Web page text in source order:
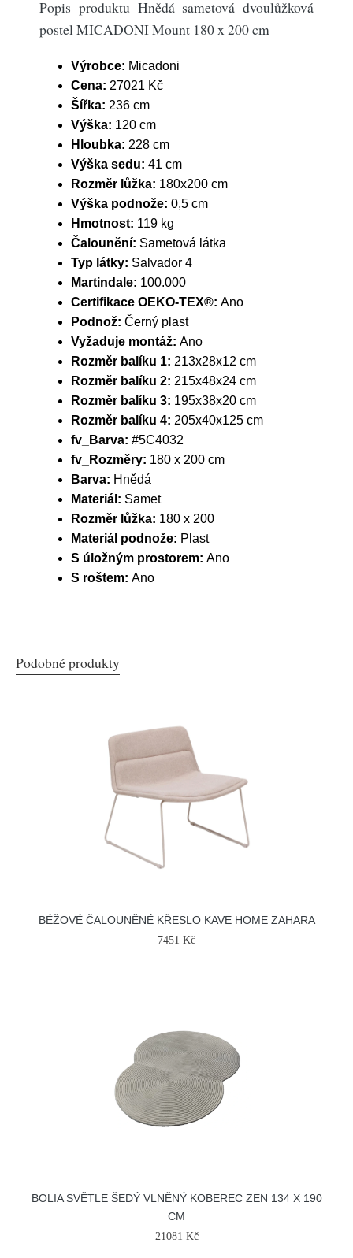
Popis produktu Hnědá sametová dvoulůžková
postel MICADONI Mount 180 x 200 cm
Výrobce: Micadoni
Cena: 27021 Kč
Šířka: 236 cm
Výška: 120 cm
Hloubka: 228 cm
Výška sedu: 41 cm
Rozměr lůžka: 180x200 cm
Výška podnože: 0,5 cm
Hmotnost: 119 kg
Čalounění: Sametová látka
Typ látky: Salvador 4
Martindale: 100.000
Certifikace OEKO-TEX®: Ano
Podnož: Černý plast
Vyžaduje montáž: Ano
Rozměr balíku 1: 213x28x12 cm
Rozměr balíku 2: 215x48x24 cm
Rozměr balíku 3: 195x38x20 cm
Rozměr balíku 4: 205x40x125 cm
fv_Barva: #5C4032
fv_Rozměry: 180 x 200 cm
Barva: Hnědá
Materiál: Samet
Rozměr lůžka: 180 x 200
Materiál podnože: Plast
S úložným prostorem: Ano
S roštem: Ano
Podobné produkty
BÉŽOVÉ ČALOUNĚNÉ KŘESLO KAVE HOME ZAHARA
7451 Kč
BOLIA SVĚTLE ŠEDÝ VLNĚNÝ KOBEREC ZEN 134 X 190
CM
21081 Kč